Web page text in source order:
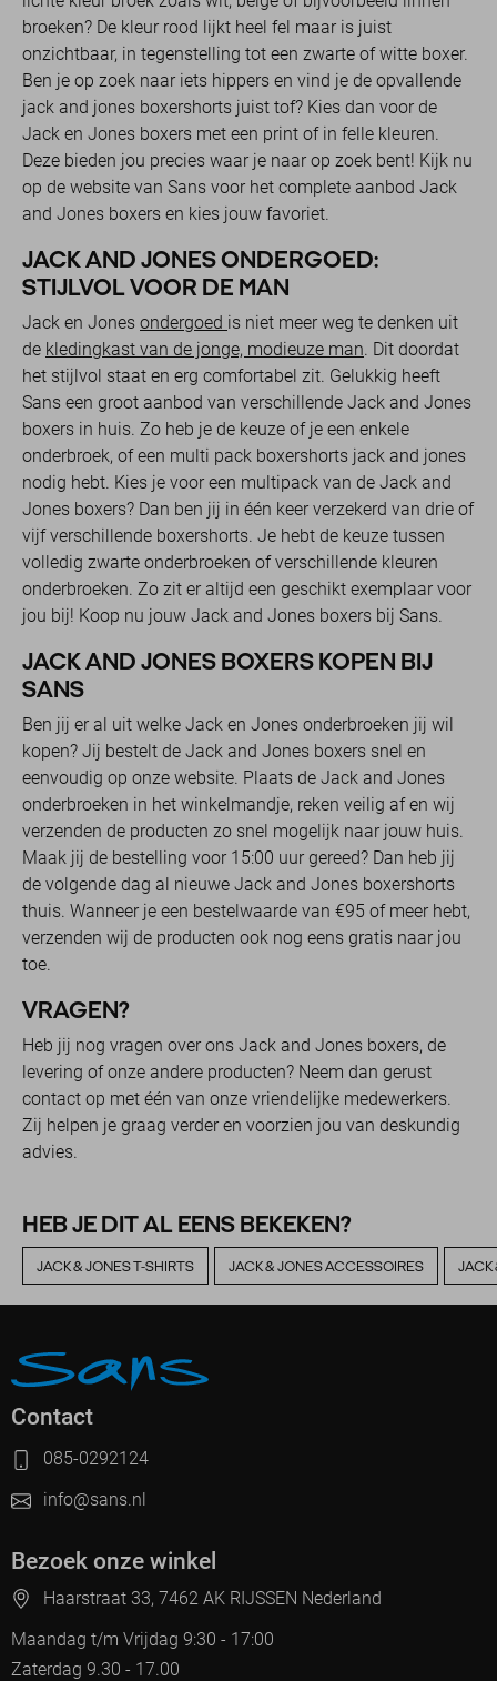
broeken? De kleur rood lijkt heel fel maar is juist
onzichtbaar, in tegenstelling tot een zwarte of witte boxer.
Ben je op zoek naar iets hippers en vind je de opvallende
jack and jones boxershorts juist tof? Kies dan voor de
Jack en Jones boxers met een print of in felle kleuren.
Deze bieden jou precies waar je naar op zoek bent! Kijk nu
op de website van Sans voor het complete aanbod Jack
and Jones boxers en kies jouw favoriet.
JACK AND JONES ONDERGOED:
STIJLVOL VOOR DE MAN
Jack en Jones ondergoed is niet meer weg te denken uit
de kledingkast van de jonge, modieuze man. Dit doordat
het stijlvol staat en erg comfortabel zit. Gelukkig heeft
Sans een groot aanbod van verschillende Jack and Jones
boxers in huis. Zo heb je de keuze of je een enkele
onderbroek, of een multi pack boxershorts jack and jones
nodig hebt. Kies je voor een multipack van de Jack and
Jones boxers? Dan ben jij in één keer verzekerd van drie of
vijf verschillende boxershorts. Je hebt de keuze tussen
volledig zwarte onderbroeken of verschillende kleuren
onderbroeken. Zo zit er altijd een geschikt exemplaar voor
jou bij! Koop nu jouw Jack and Jones boxers bij Sans.
JACK AND JONES BOXERS KOPEN BIJ
SANS
Ben jij er al uit welke Jack en Jones onderbroeken jij wil
kopen? Jij bestelt de Jack and Jones boxers snel en
eenvoudig op onze website. Plaats de Jack and Jones
onderbroeken in het winkelmandje, reken veilig af en wij
verzenden de producten zo snel mogelijk naar jouw huis.
Maak jij de bestelling voor 15:00 uur gereed? Dan heb jij
de volgende dag al nieuwe Jack and Jones boxershorts
thuis. Wanneer je een bestelwaarde van €95 of meer hebt,
verzenden wij de producten ook nog eens gratis naar jou
toe.
VRAGEN?
Heb jij nog vragen over ons Jack and Jones boxers, de
levering of onze andere producten? Neem dan gerust
contact op met één van onze vriendelijke medewerkers.
Zij helpen je graag verder en voorzien jou van deskundig
advies.
HEB JE DIT AL EENS BEKEKEN?
JACK & JONES T-SHIRTS JACK & JONES ACCESSOIRES JACK
Contact
085-0292124
info@sans.nl
Bezoek onze winkel
Haarstraat 33, 7462 AK RIJSSEN Nederland
Maandag t/m Vrijdag 9:30 - 17:00
Zaterdag 9.30 - 17.00